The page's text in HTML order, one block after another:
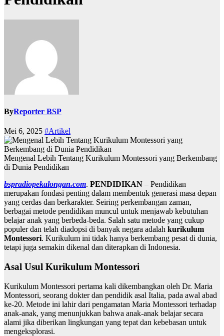
ByReporter BSP
Mei 6, 2025 #Artikel
Mengenal Lebih Tentang Kurikulum Montessori yang Berkembang
di Dunia Pendidikan
bspradiopekalongan.com. PENDIDIKAN – Pendidikan
merupakan fondasi penting dalam membentuk generasi masa depan
yang cerdas dan berkarakter. Seiring perkembangan zaman,
berbagai metode pendidikan muncul untuk menjawab kebutuhan
belajar anak yang berbeda-beda. Salah satu metode yang cukup
populer dan telah diadopsi di banyak negara adalah kurikulum
Montessori. Kurikulum ini tidak hanya berkembang pesat di dunia,
tetapi juga semakin dikenal dan diterapkan di Indonesia.
Asal Usul Kurikulum Montessori
Kurikulum Montessori pertama kali dikembangkan oleh Dr. Maria
Montessori, seorang dokter dan pendidik asal Italia, pada awal abad
ke-20. Metode ini lahir dari pengamatan Maria Montessori terhadap
anak-anak, yang menunjukkan bahwa anak-anak belajar secara
alami jika diberikan lingkungan yang tepat dan kebebasan untuk
mengeksplorasi.